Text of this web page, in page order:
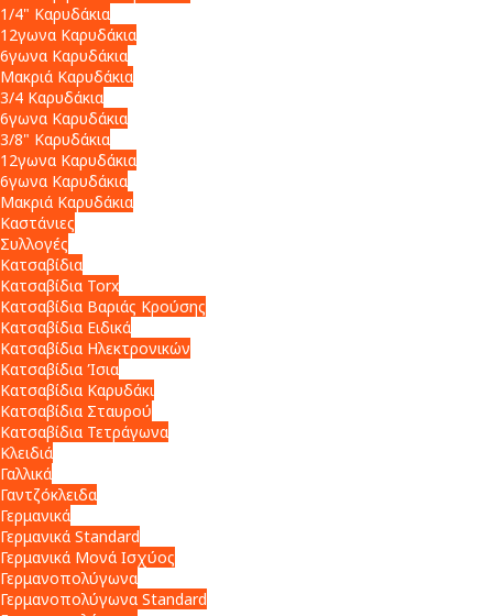
1/4" Καρυδάκια
12γωνα Καρυδάκια
6γωνα Καρυδάκια
Μακριά Καρυδάκια
3/4 Καρυδάκια
6γωνα Καρυδάκια
3/8" Καρυδάκια
12γωνα Καρυδάκια
6γωνα Καρυδάκια
Μακριά Καρυδάκια
Καστάνιες
Συλλογές
Κατσαβίδια
Κατσαβίδια Torx
Κατσαβίδια Βαριάς Κρούσης
Κατσαβίδια Ειδικά
Κατσαβίδια Ηλεκτρονικών
Κατσαβίδια Ίσια
Κατσαβίδια Καρυδάκι
Κατσαβίδια Σταυρού
Κατσαβίδια Τετράγωνα
Κλειδιά
Γαλλικά
Γαντζόκλειδα
Γερμανικά
Γερμανικά Standard
Γερμανικά Μονά Ισχύος
Γερμανοπολύγωνα
Γερμανοπολύγωνα Standard